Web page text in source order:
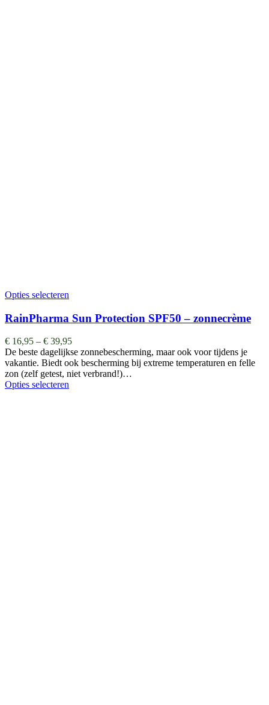
Opties selecteren
RainPharma Sun Protection SPF50 – zonnecrème
€ 16,95 – € 39,95
De beste dagelijkse zonnebescherming, maar ook voor tijdens je
vakantie. Biedt ook bescherming bij extreme temperaturen en felle
zon (zelf getest, niet verbrand!)…
Opties selecteren